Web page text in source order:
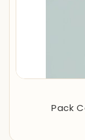
Pack